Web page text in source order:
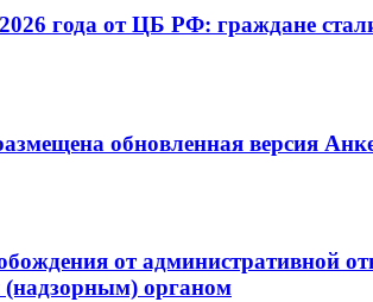
года от ЦБ РФ: граждане
обновленная версия
от административной
органом